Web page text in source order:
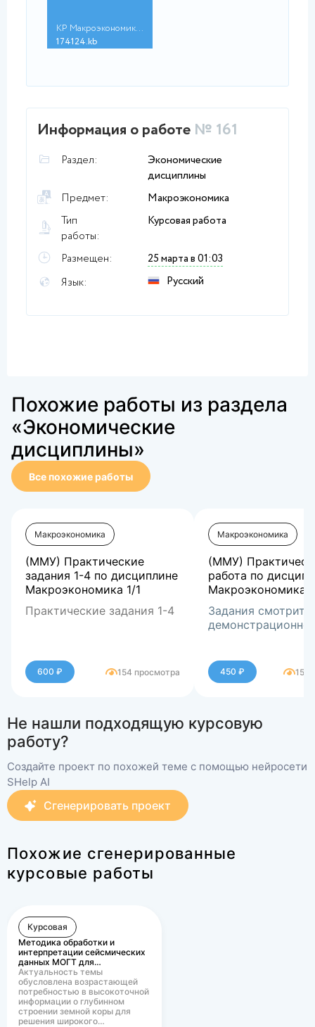
КР Макроэкономика - ...
174124.kb
Информация о работе № 161
Раздел:
Экономические
дисциплины
Предмет:
Макроэкономика
Тип
работы:
Курсовая работа
Размещен:
25 марта в 01:03
Язык:
Русский
Похожие работы из раздела
«Экономические
дисциплины»
Все похожие работы
Макроэкономика
(ММУ) Практические
задания 1-4 по дисциплине
Макроэкономика 1/1
Практические задания 1-4
600 ₽ 154 просмотра
Макроэкономика
(ММУ)
работа по
Макроэкономика
Задания смотрите
450 ₽ 156
Не нашли подходящую курсовую
работу?
Создайте проект по похожей теме с помощью нейросети
SHelp AI
Сгенерировать проект
Похожие сгенерированные
курсовые работы
Курсовая
Методика обработки и
интерпретации сейсмических
данных МОГТ для…
Актуальность темы
обусловлена возрастающей
потребностью в высокоточной
информации о глубинном
строении земной коры для
решения широкого…